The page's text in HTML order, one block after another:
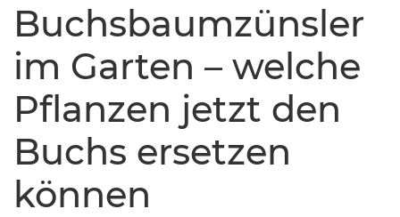
Buchsbaumzünsler
im Garten – welche
Pflanzen jetzt den
Buchs ersetzen
können